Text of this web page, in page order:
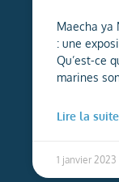
Maecha ya
: une
Qu’est-ce
marines
Lire la suite
1 janvier 2023